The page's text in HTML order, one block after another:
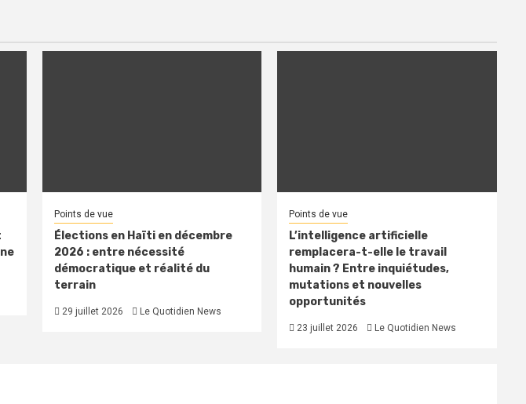
Points de vue
Élections en Haïti en décembre
2026 : entre nécessité
démocratique et réalité du
terrain
29 juillet 2026 Le Quotidien News
Points de vue
L’intelligence artificielle
remplacera-t-elle le travail
humain ? Entre inquiétudes,
mutations et nouvelles
opportunités
23 juillet 2026 Le Quotidien News